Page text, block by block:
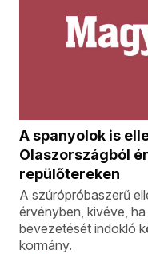
A spanyolok is
Olaszországból
repülőtereken
A szúrópróbaszerű
érvényben, kivéve,
bevezetését indokló
kormány.